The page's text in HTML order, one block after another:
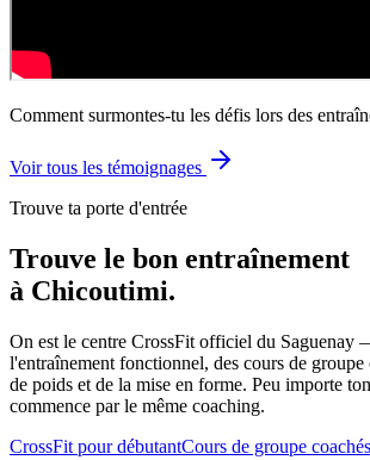
Comment surmontes-tu les défis lors des
Voir tous les témoignages
Trouve ta porte d'entrée
Trouve le bon entraînement
à Chicoutimi.
On est le centre CrossFit officiel du Saguenay
l'entraînement fonctionnel, des cours de groupe
de poids et de la mise en forme. Peu importe
commence par le même coaching.
CrossFit pour débutantCours de groupe coachés